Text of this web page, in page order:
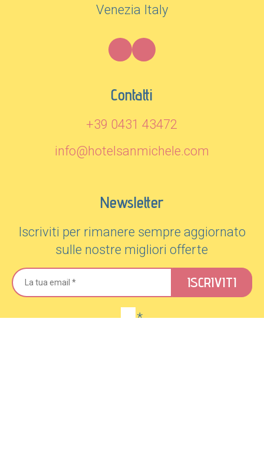
Venezia Italy
Contatti
+39 0431 43472
info@hotelsanmichele.com
Newsletter
Iscriviti per rimanere sempre aggiornato
sulle nostre migliori offerte
*
ISCRIVITI